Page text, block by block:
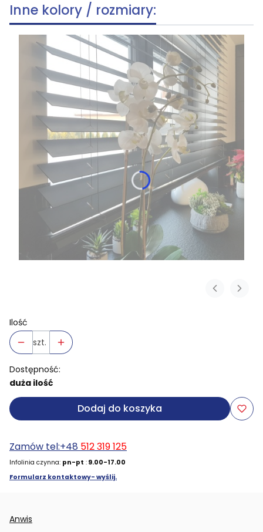
Inne kolory / rozmiary:
Ilość
szt.
Dostępność:
duża ilość
Dodaj do koszyka
Zamów tel:+48 512 319 125
Infolinia czynna: pn-pt : 9.00-17.00
Formularz kontaktowy- wyślij.
Anwis